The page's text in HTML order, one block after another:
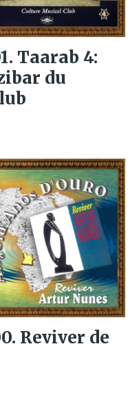
Taarab 4:
du
Reviver de